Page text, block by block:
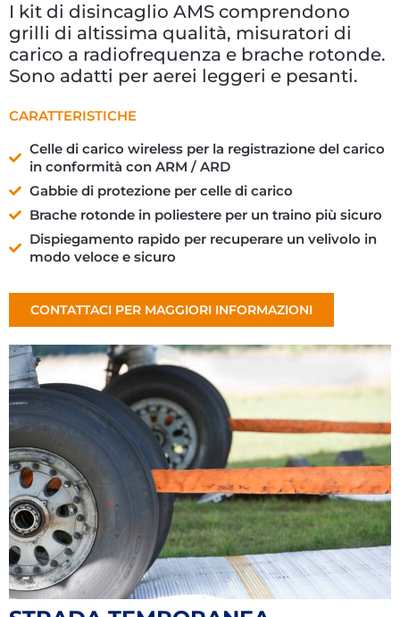
I kit di disincaglio AMS comprendono
grilli di altissima qualità, misuratori di
carico a radiofrequenza e brache rotonde.
Sono adatti per aerei leggeri e pesanti.
CARATTERISTICHE
Celle di carico wireless per la registrazione del carico
in conformità con ARM / ARD
Gabbie di protezione per celle di carico
Brache rotonde in poliestere per un traino più sicuro
Dispiegamento rapido per recuperare un velivolo in
modo veloce e sicuro
CONTATTACI PER MAGGIORI INFORMAZIONI